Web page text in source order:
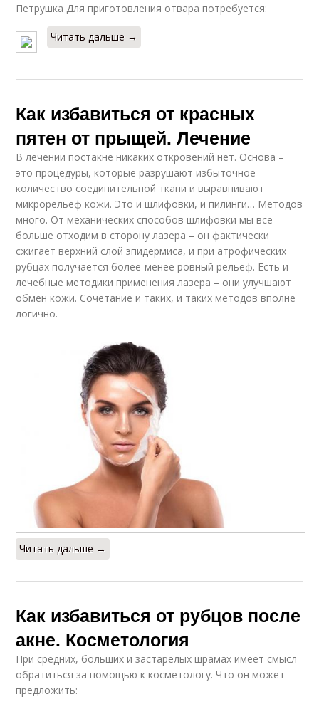
Петрушка Для приготовления отвара потребуется:
Читать дальше →
Как избавиться от красных
пятен от прыщей. Лечение
В лечении постакне никаких откровений нет. Основа –
это процедуры, которые разрушают избыточное
количество соединительной ткани и выравнивают
микрорельеф кожи. Это и шлифовки, и пилинги… Методов
много. От механических способов шлифовки мы все
больше отходим в сторону лазера – он фактически
сжигает верхний слой эпидермиса, и при атрофических
рубцах получается более-менее ровный рельеф. Есть и
лечебные методики применения лазера – они улучшают
обмен кожи. Сочетание и таких, и таких методов вполне
логично.
Читать дальше →
Как избавиться от рубцов после
акне. Косметология
При средних, больших и застарелых шрамах имеет смысл
обратиться за помощью к косметологу. Что он может
предложить: